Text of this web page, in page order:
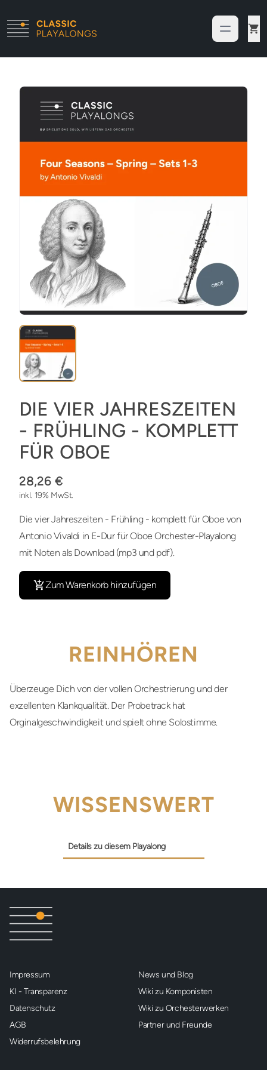
DIE VIER JAHRESZEITEN
- FRÜHLING - KOMPLETT
FÜR OBOE
28,26 €
inkl. 19% MwSt.
Die vier Jahreszeiten - Frühling - komplett für Oboe von
Antonio Vivaldi in E-Dur für Oboe Orchester-Playalong
mit Noten als Download (mp3 und pdf).
Zum Warenkorb hinzufügen
REINHÖREN
Überzeuge Dich von der vollen Orchestrierung und der
exzellenten Klankqualität. Der Probetrack hat
Orginalgeschwindigkeit und spielt ohne Solostimme.
WISSENSWERT
Details zu diesem Playalong
Impressum
KI - Transparenz
Datenschutz
AGB
Widerrufsbelehrung
News und Blog
Wiki zu Komponisten
Wiki zu Orchesterwerken
Partner und Freunde